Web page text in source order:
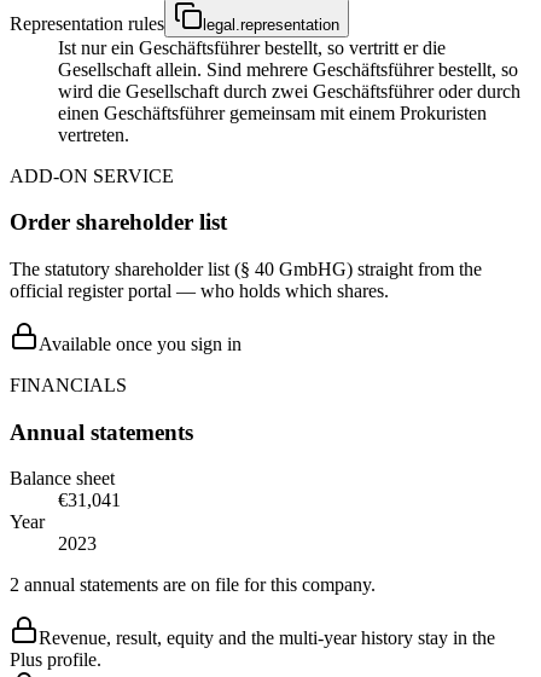
Representation rules legal.representation
Ist nur ein Geschäftsführer bestellt, so vertritt er die
Gesellschaft allein. Sind mehrere Geschäftsführer bestellt, so
wird die Gesellschaft durch zwei Geschäftsführer oder durch
einen Geschäftsführer gemeinsam mit einem Prokuristen
vertreten.
ADD-ON SERVICE
Order shareholder list
The statutory shareholder list (§ 40 GmbHG) straight from the
official register portal — who holds which shares.
Available once you sign in
FINANCIALS
Annual statements
Balance sheet
€31,041
Year
2023
2 annual statements are on file for this company.
Revenue, result, equity and the multi-year history stay in the
Plus profile.